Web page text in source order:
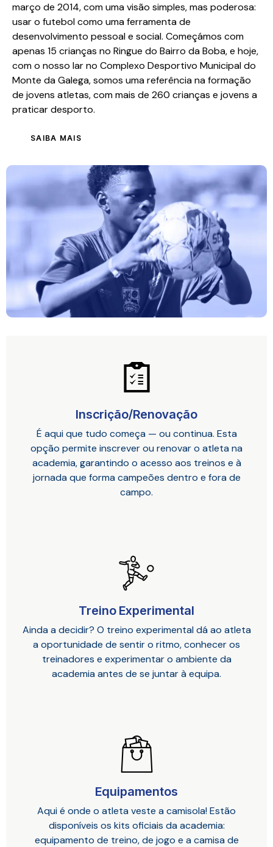
março de 2014, com uma visão simples, mas poderosa:
usar o futebol como uma ferramenta de
desenvolvimento pessoal e social. Começámos com
apenas 15 crianças no Ringue do Bairro da Boba, e hoje,
com o nosso lar no Complexo Desportivo Municipal do
Monte da Galega, somos uma referência na formação
de jovens atletas, com mais de 260 crianças e jovens a
praticar desporto.
SAIBA MAIS
Inscrição/Renovação
É aqui que tudo começa — ou continua. Esta
opção permite inscrever ou renovar o atleta na
academia, garantindo o acesso aos treinos e à
jornada que forma campeões dentro e fora de
campo.
Treino Experimental
Ainda a decidir? O treino experimental dá ao atleta
a oportunidade de sentir o ritmo, conhecer os
treinadores e experimentar o ambiente da
academia antes de se juntar à equipa.
Equipamentos
Aqui é onde o atleta veste a camisola! Estão
disponíveis os kits oficiais da academia:
equipamento de treino, de jogo e a camisa de